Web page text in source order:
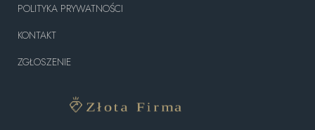
POLITYKA PRYWATNOŚCI
KONTAKT
ZGŁOSZENIE